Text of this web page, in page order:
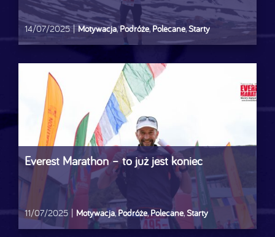
14/07/2025 | Motywacja,Podróże,Polecane,Starty
Everest Marathon – to już jest koniec
11/07/2025 | Motywacja, Podróże,Polecane,Starty